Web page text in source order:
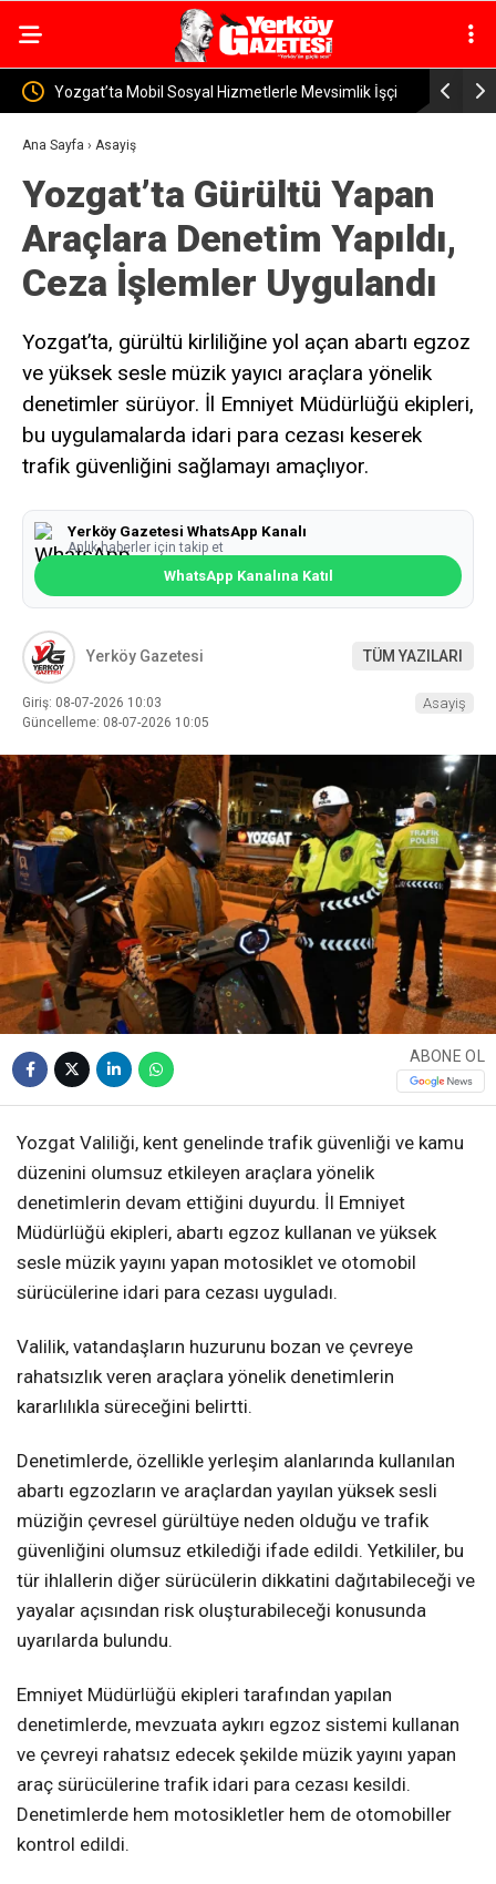
İşçi Yerköy İlçe Sağlık Müdürü Dr. Candaş Tan’dan
Emzirme Haftası Mesajı: “Bir Damla Anne Sütü, Bir
Ömür Sağlık”
Ana Sayfa › Asayiş
Yozgat’ta Gürültü Yapan
Araçlara Denetim Yapıldı,
Ceza İşlemler Uygulandı
Yozgat’ta, gürültü kirliliğine yol açan abartı egzoz
ve yüksek sesle müzik yayıcı araçlara yönelik
denetimler sürüyor. İl Emniyet Müdürlüğü ekipleri,
bu uygulamalarda idari para cezası keserek
trafik güvenliğini sağlamayı amaçlıyor.
Yerköy Gazetesi WhatsApp Kanalı
Anlık haberler için takip et
WhatsApp Kanalına Katıl
Yerköy Gazetesi TÜM YAZILARI
Giriş: 08-07-2026 10:03
Güncelleme: 08-07-2026 10:05
Asayiş
ABONE OL
Yozgat Valiliği, kent genelinde trafik güvenliği ve kamu
düzenini olumsuz etkileyen araçlara yönelik
denetimlerin devam ettiğini duyurdu. İl Emniyet
Müdürlüğü ekipleri, abartı egzoz kullanan ve yüksek
sesle müzik yayını yapan motosiklet ve otomobil
sürücülerine idari para cezası uyguladı.
Valilik, vatandaşların huzurunu bozan ve çevreye
rahatsızlık veren araçlara yönelik denetimlerin
kararlılıkla süreceğini belirtti.
Denetimlerde, özellikle yerleşim alanlarında kullanılan
abartı egzozların ve araçlardan yayılan yüksek sesli
müziğin çevresel gürültüye neden olduğu ve trafik
güvenliğini olumsuz etkilediği ifade edildi. Yetkililer, bu
tür ihlallerin diğer sürücülerin dikkatini dağıtabileceği ve
yayalar açısından risk oluşturabileceği konusunda
uyarılarda bulundu.
Emniyet Müdürlüğü ekipleri tarafından yapılan
denetimlerde, mevzuata aykırı egzoz sistemi kullanan
ve çevreyi rahatsız edecek şekilde müzik yayını yapan
araç sürücülerine trafik idari para cezası kesildi.
Denetimlerde hem motosikletler hem de otomobiller
kontrol edildi.